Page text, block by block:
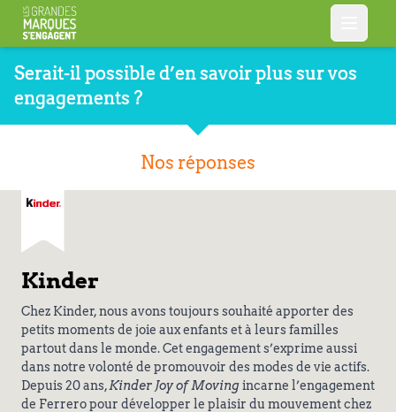
Serait-il possible d’en savoir plus sur vos
engagements ?
Nos réponses
Kinder
Chez Kinder, nous avons toujours souhaité apporter des
petits moments de joie aux enfants et à leurs familles
partout dans le monde. Cet engagement s’exprime aussi
dans notre volonté de promouvoir des modes de vie actifs.
Depuis 20 ans,Kinder Joy of Movingincarne l’engagement
de Ferrero pour développer le plaisir du mouvement chez